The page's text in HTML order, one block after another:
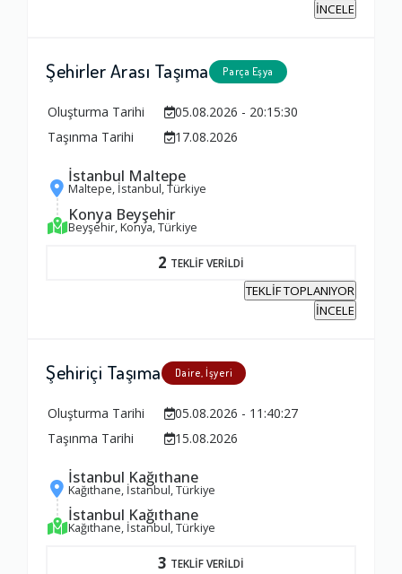
İNCELE
Şehirler Arası Taşıma Parça Eşya
Oluşturma Tarihi
05.08.2026 - 20:15:30
Taşınma Tarihi
17.08.2026
İstanbul Maltepe
Maltepe, İstanbul, Türkiye
Konya Beyşehir
Beyşehir, Konya, Türkiye
2 TEKLİF VERİLDİ
TEKLİF TOPLANIYOR
İNCELE
Şehiriçi Taşıma Daire, İşyeri
Oluşturma Tarihi
05.08.2026 - 11:40:27
Taşınma Tarihi
15.08.2026
İstanbul Kağıthane
Kağıthane, İstanbul, Türkiye
İstanbul Kağıthane
Kağıthane, İstanbul, Türkiye
3 TEKLİF VERİLDİ
Ambalajlama Hizmeti